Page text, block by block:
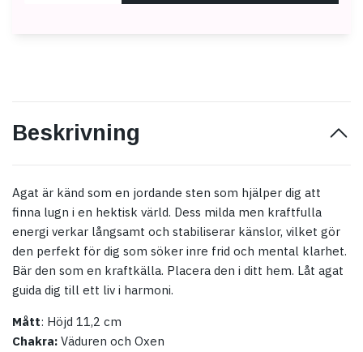
Beskrivning
Agat är känd som en jordande sten som hjälper dig att
finna lugn i en hektisk värld. Dess milda men kraftfulla
energi verkar långsamt och stabiliserar känslor, vilket gör
den perfekt för dig som söker inre frid och mental klarhet.
Bär den som en kraftkälla. Placera den i ditt hem. Låt agat
guida dig till ett liv i harmoni.
Mått: Höjd 11,2 cm
Chakra: Väduren och Oxen